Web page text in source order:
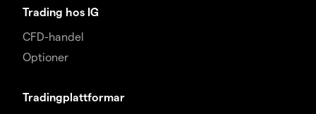
Trading hos IG
CFD-handel
Optioner
Tradingplattformar